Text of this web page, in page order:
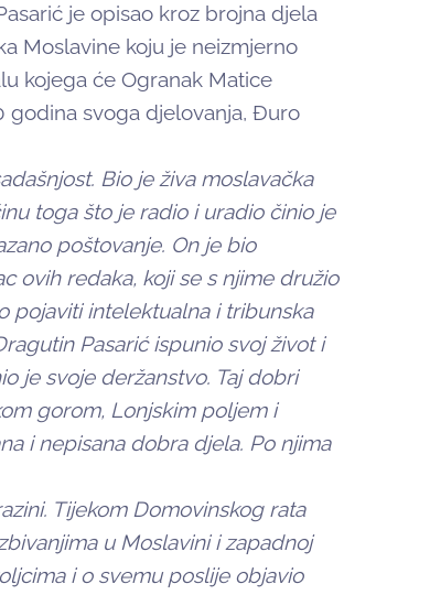
je opisao kroz brojna djela
Moslavine koju je neizmjerno
kojega će Ogranak Matice
godina svoga djelovanja, Đuro
Bio je živa moslavačka
toga što je radio i uradio činio je
poštovanje. On je bio
ovih redaka, koji se s njime družio
pojaviti intelektualna i tribunska
Pasarić ispunio svoj život i
je svoje deržanstvo. Taj dobri
gorom, Lonjskim poljem i
i nepisana dobra djela. Po njima
Tijekom Domovinskog rata
u Moslavini i zapadnoj
i o svemu poslije objavio